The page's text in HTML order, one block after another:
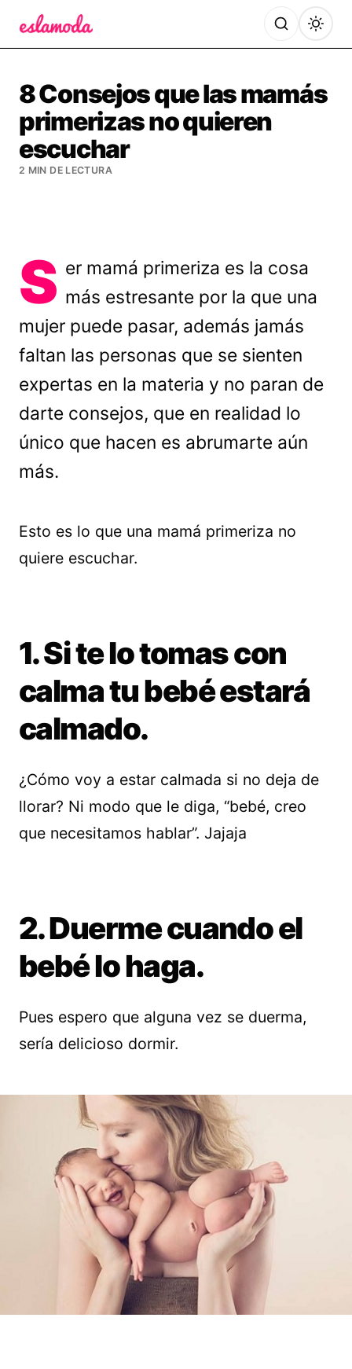
8 Consejos que las mamás
primerizas no quieren
escuchar
2 MIN DE LECTURA
S er mamá primeriza es la cosa
más estresante por la que una
mujer puede pasar, además jamás
faltan las personas que se sienten
expertas en la materia y no paran de
darte consejos, que en realidad lo
único que hacen es abrumarte aún
más.
Esto es lo que una mamá primeriza no
quiere escuchar.
1. Si te lo tomas con
calma tu bebé estará
calmado.
¿Cómo voy a estar calmada si no deja de
llorar? Ni modo que le diga, “bebé, creo
que necesitamos hablar”. Jajaja
2. Duerme cuando el
bebé lo haga.
Pues espero que alguna vez se duerma,
sería delicioso dormir.